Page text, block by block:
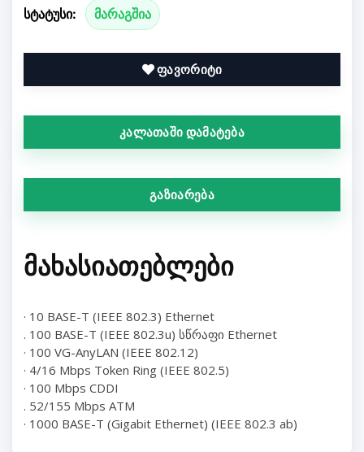
სტატუსი: მარაგშია
ფავორიტი
კალათაში დამატება
გაზიარება
ᲛᲐᲮᲐᲡᲘᲐᲗᲔᲑᲚᲔᲑᲘ
· 10 BASE-T (IEEE 802.3) Ethernet
. 100 BASE-T (IEEE 802.3u) სწრაფი Ethernet
· 100 VG-AnyLAN (IEEE 802.12)
· 4/16 Mbps Token Ring (IEEE 802.5)
· 100 Mbps CDDI
. 52/155 Mbps ATM
· 1000 BASE-T (Gigabit Ethernet) (IEEE 802.3 ab)